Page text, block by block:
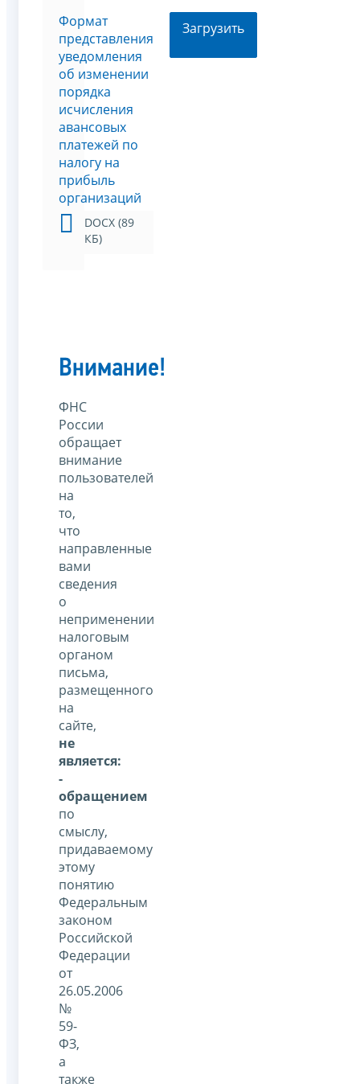
Формат
представления
уведомления
об изменении
порядка
исчисления
авансовых
платежей по
налогу на
прибыль
организаций
DOCX (89
КБ)
Загрузить
Внимание!
ФНС
России
обращает
внимание
пользователей
на
то,
что
направленные
вами
сведения
о
неприменении
налоговым
органом
письма,
размещенного
на
сайте,
не
является:
-
обращением
по
смыслу,
придаваемому
этому
понятию
Федеральным
законом
Российской
Федерации
от
26.05.2006
№
59-
ФЗ,
а
также